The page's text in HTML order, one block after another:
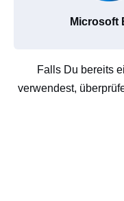
Microsoft
Falls Du bereits
verwendest,